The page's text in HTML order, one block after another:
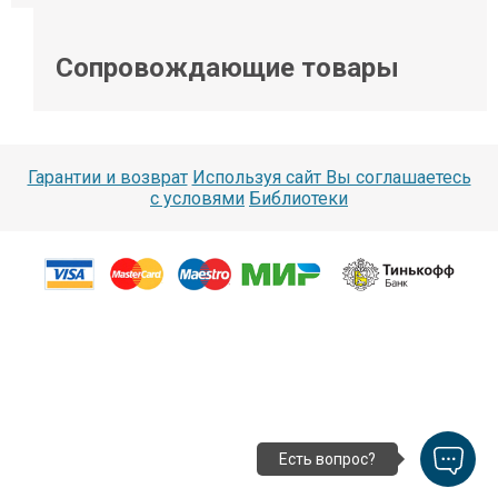
Сопровождающие товары
Гарантии и возврат Используя сайт Вы соглашаетесь
с условями Библиотеки
Есть вопрос?